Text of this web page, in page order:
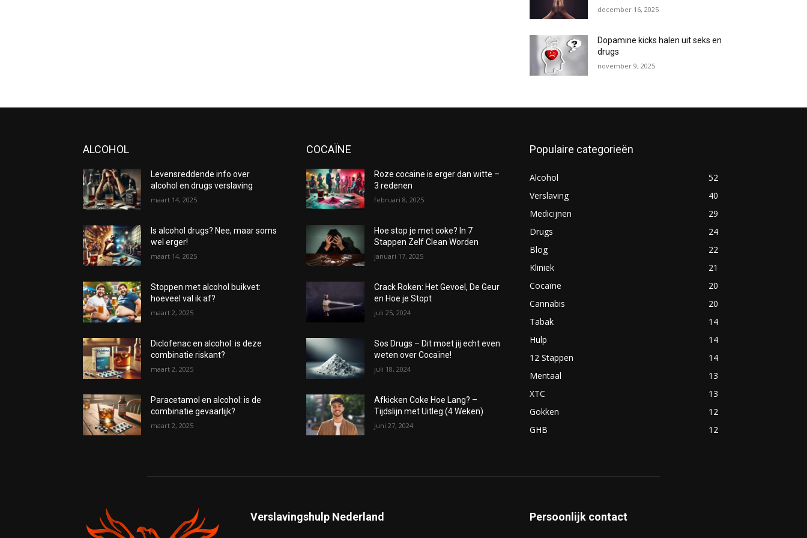
december 16, 2025
Dopamine kicks halen uit seks en
drugs
november 9, 2025
ALCOHOL
Levensreddende info over
alcohol en drugs verslaving
maart 14, 2025
Is alcohol drugs? Nee, maar soms
wel erger!
maart 14, 2025
Stoppen met alcohol buikvet:
hoeveel val ik af?
maart 2, 2025
Diclofenac en alcohol: is deze
combinatie riskant?
maart 2, 2025
Paracetamol en alcohol: is de
combinatie gevaarlijk?
maart 2, 2025
COCAÏNE
Roze cocaine is erger dan witte –
3 redenen
februari 8, 2025
Hoe stop je met coke? In 7
Stappen Zelf Clean Worden
januari 17, 2025
Crack Roken: Het Gevoel, De Geur
en Hoe je Stopt
juli 25, 2024
Sos Drugs – Dit moet jij echt even
weten over Cocaïne!
juli 18, 2024
Afkicken Coke Hoe Lang? –
Tijdslijn met Uitleg (4 Weken)
juni 27, 2024
Populaire categorieën
Alcohol
52
Verslaving
40
Medicijnen
29
Drugs
24
Blog
22
Kliniek
21
Cocaïne
20
Cannabis
20
Tabak
14
Hulp
14
12 Stappen
14
Mentaal
13
XTC
13
Gokken
12
GHB
12
Verslavingshulp Nederland Persoonlijk contact